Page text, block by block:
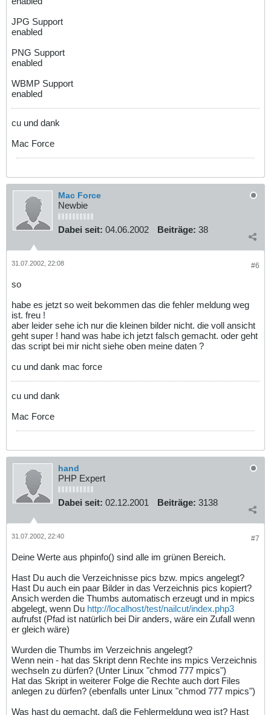
JPG Support
enabled
PNG Support
enabled
WBMP Support
enabled
cu und dank
Mac Force
Mac Force
Newbie
Dabei seit: 04.06.2002 Beiträge: 38
#6
31.07.2002, 22:08
so
habe es jetzt so weit bekommen das die fehler meldung weg
ist. freu !
aber leider sehe ich nur die kleinen bilder nicht. die voll ansicht
geht super ! hand was habe ich jetzt falsch gemacht. oder geht
das script bei mir nicht siehe oben meine daten ?
cu und dank mac force
cu und dank
Mac Force
hand
PHP Expert
Dabei seit: 02.12.2001 Beiträge: 3138
#7
31.07.2002, 22:40
Deine Werte aus phpinfo() sind alle im grünen Bereich.
Hast Du auch die Verzeichnisse pics bzw. mpics angelegt?
Hast Du auch ein paar Bilder in das Verzeichnis pics kopiert?
Ansich werden die Thumbs automatisch erzeugt und in mpics
abgelegt, wenn Du http://localhost/test/nailcut/index.php3
aufrufst (Pfad ist natürlich bei Dir anders, wäre ein Zufall wenn
er gleich wäre)
Wurden die Thumbs im Verzeichnis angelegt?
Wenn nein - hat das Skript denn Rechte ins mpics Verzeichnis
wechseln zu dürfen? (Unter Linux "chmod 777 mpics")
Hat das Skript in weiterer Folge die Rechte auch dort Files
anlegen zu dürfen? (ebenfalls unter Linux "chmod 777 mpics")
Was hast du gemacht, daß die Fehlermeldung weg ist? Hast